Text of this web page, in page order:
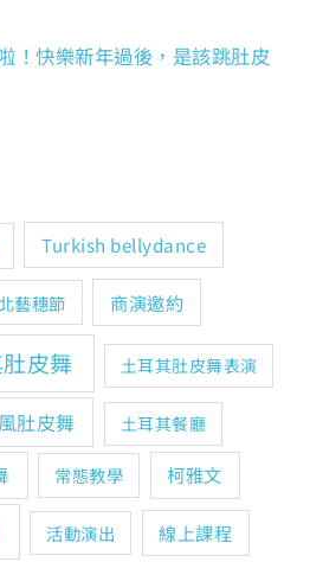
！快樂新年過後，是該跳肚皮
Turkish bellydance
藝穗節 商演邀約
皮舞 土耳其肚皮舞表演
肚皮舞 土耳其餐廳
常態教學 柯雅文
活動演出 線上課程